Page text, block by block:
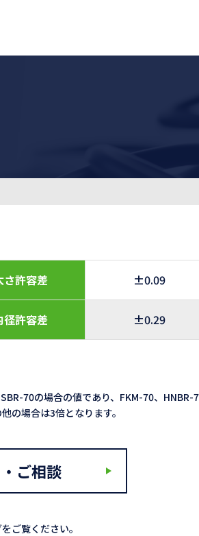
さ許容差 ±0.09
径許容差 ±0.29
70の場合の値であり、FKM-70、HNBR-
の場合は3倍となります。
ご相談
ご覧ください。